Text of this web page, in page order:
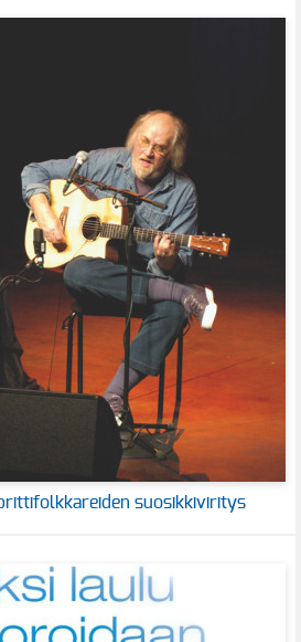
suosikkiviritys